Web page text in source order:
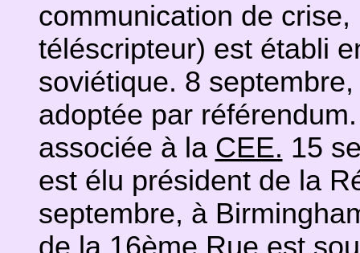
communication de
téléscripteur) est établi
soviétique. 8
adoptée par
associée à la CEE. 15
est élu président de la
septembre, à
de la 16ème Rue est